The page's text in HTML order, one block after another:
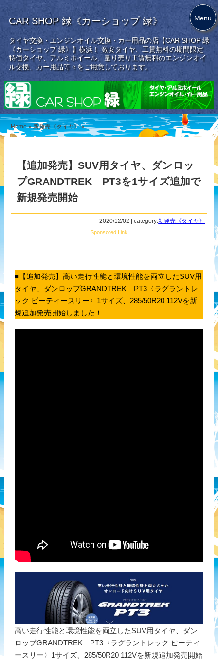
CAR SHOP 緑《カーショップ 緑》
タイヤ交換・エンジンオイル交換・カー用品の店【CAR SHOP 緑
《カーショップ 緑》】横浜！ 激安タイヤ、工賃無料の期間限定
特価タイヤ、アルミホイール、量り売り工賃無料のエンジンオイ
ル交換、カー用品等々をご用意しております。
Home »新発売《タイヤ》 »
【追加発売】SUV用タイヤ、ダンロッ
プGRANDTREK PT3を1サイズ追加で
新規発売開始
2020/12/02 | category:新発売《タイヤ》
Sponsored Link
■【追加発売】高い走行性能と環境性能を両立したSUV用
タイヤ、ダンロップGRANDTREK PT3〈ラグラントレ
ック ピーティースリー〉1サイズ、285/50R20 112Vを新
規追加発売開始しました！
高い走行性能と環境性能を両立したSUV用タイヤ、ダン
ロップGRANDTREK PT3〈ラグラントレック ピーティ
ースリー〉1サイズ、285/50R20 112Vを新規追加発売開始
Menu